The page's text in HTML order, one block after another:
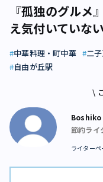
『孤独のグルメ
え気付いていな
中華料理・町中華 二
自由が丘駅
\
Boshiko
節約ライ
ライターペ